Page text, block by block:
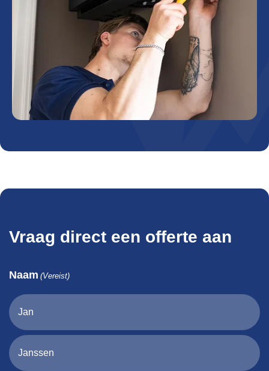
Vraag direct een offerte aan
Naam (Vereist)